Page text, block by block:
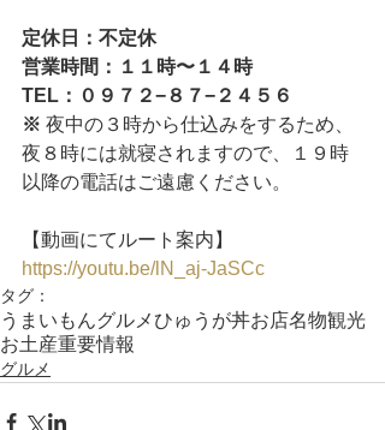
定休日：不定休
営業時間：１１時〜１４時
TEL：０９７２−８７−２４５６
※ 夜中の３時から仕込みをするため、
夜８時には就寝されますので、１９時
以降の電話はご遠慮ください。
【動画にてルート案内】
https://youtu.be/lN_aj-JaSCc
タグ：
うまいもんグルメ ひゅうが丼お店名物観光
お土産重要情報
グルメ